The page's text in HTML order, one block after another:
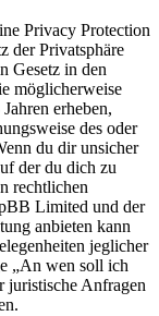
Privacy Protection
der Privatsphäre
Gesetz in den
möglicherweise
erheben,
des oder
du dir unsicher
der du dich zu
rechtlichen
Limited und der
anbieten kann
jeglicher
„An wen soll ich
juristische Anfragen